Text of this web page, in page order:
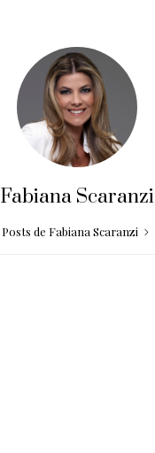
Fabiana Scaranzi
Posts de Fabiana Scaranzi